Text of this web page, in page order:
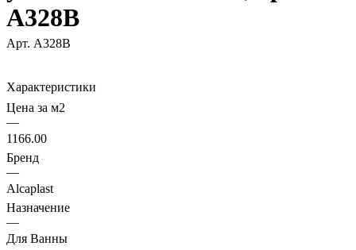
A328B
Арт. A328B
Характеристики
Цена за м2
—
1166.00
Бренд
—
Alcaplast
Назначение
—
Для Ванны